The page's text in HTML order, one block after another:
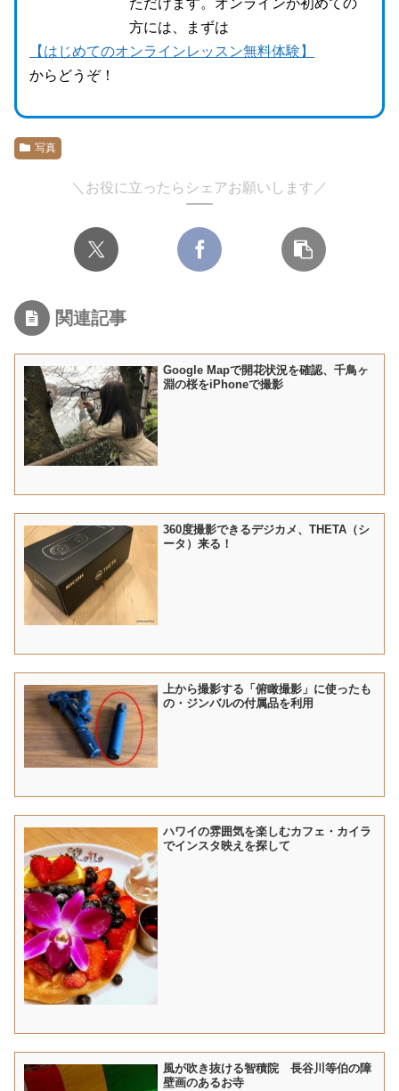
ただけます。オンラインが初めての
方には、まずは
【はじめてのオンラインレッスン無料体験】
からどうぞ！
写真
＼お役に立ったらシェアお願いします／
関連記事
Google Mapで開花状況を確認、千鳥ヶ
淵の桜をiPhoneで撮影
360度撮影できるデジカメ、THETA（シ
ータ）来る！
上から撮影する「俯瞰撮影」に使ったも
の・ジンバルの付属品を利用
ハワイの雰囲気を楽しむカフェ・カイラ
でインスタ映えを探して
風が吹き抜ける智積院 長谷川等伯の障
壁画のあるお寺